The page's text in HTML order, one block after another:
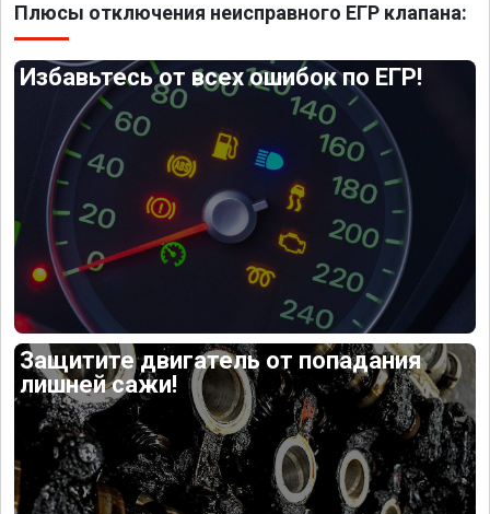
Плюсы отключения неисправного ЕГР клапана:
Избавьтесь от всех ошибок по ЕГР!
Защитите двигатель от попадания
лишней сажи!